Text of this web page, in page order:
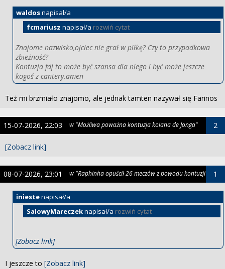
waldosnapisał/a
fcmariusz napisał/a rozwiń cytat
Znajome nazwisko,ojciec nie grał w piłkę? Czy to przypadkowa
zbieżność?
Kontuzja fdj to może być szansa dla niego i być może jeszcze
kogoś z cantery.amen
Też mi brzmiało znajomo, ale jednak tamten nazywał się Farinos
[Zobacz link]
15-07-2026, 22:03 w "Możliwa poważna kontuzja kolana de Jonga" 2
iniestenapisał/a
SalowyMareczeknapisał/a rozwiń cytat
[Zobacz link]
I jeszcze to [Zobacz link]
08-07-2026, 23:01 w "Raphinha opuścił 26 meczów z powodu kontuzji" 1